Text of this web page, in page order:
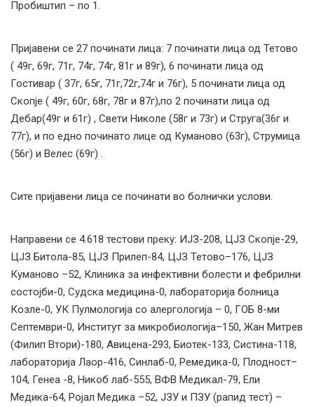
Пробиштип – по 1.
Пријавени се 27 починати лица: 7 починати лица од Тетово
( 49г, 69г, 71г, 74г, 74г, 81г и 89г), 6 починати лица од
Гостивар ( 37г, 65г, 71г,72г,74г и 76г), 5 починати лица од
Скопје ( 49г, 60г, 68г, 78г и 87г),по 2 починати лица од
Дебар(49г и 61г) , Свети Николе (58г и 73г) и Струга(36г и
77г), и по едно починато лице од Куманово (63г), Струмица
(56г) и Велес (69г) .
Сите пријавени лица се починати во болнички услови.
Направени се 4.618 тестови преку: ИЈЗ-208, ЦЈЗ Скопје-29,
ЦЈЗ Битола-85, ЦЈЗ Прилеп-84, ЦЈЗ Тетово–176, ЦЈЗ
Куманово –52, Клиника за инфективни болести и фебрилни
состојби-0, Судска медицина-0, лабораторија болница
Козле-0, УК Пулмологија со алергологија – 0, ГОБ 8-ми
Септември-0, Институт за микробиологија–150, Жан Митрев
(Филип Втори)-180, Авицена-293, Биотек-133, Систина-118,
лабораторија Лаор-416, Синлаб-0, Ремедика-0, Плодност–
104, Генеа -8, Никоб лаб-555, ВФВ Медикал-79, Ели
Медика-64, Ројал Медика –52, ЈЗУ и ПЗУ (рапид тест) –